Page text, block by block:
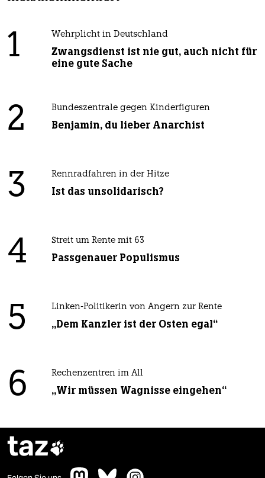
1 Wehrplicht in Deutschland
Zwangsdienst ist nie gut, auch nicht für
eine gute Sache
2 Bundeszentrale gegen Kinderfiguren
Benjamin, du lieber Anarchist
3 Rennradfahren in der Hitze
Ist das unsolidarisch?
4 Streit um Rente mit 63
Passgenauer Populismus
5 Linken-Politikerin von Angern zur Rente
„Dem Kanzler ist der Osten egal“
6 Rechenzentren im All
„Wir müssen Wagnisse eingehen“
taz